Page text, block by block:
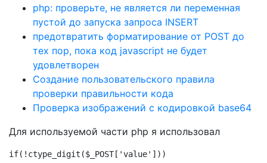
php: проверьте, не является ли переменная
пустой до запуска запроса INSERT
предотвратить форматирование от POST до
тех пор, пока код javascript не будет
удовлетворен
Создание пользовательского правила
проверки правильности кода
Проверка изображений с кодировкой base64
Для используемой части php я использовал
if(!ctype_digit($_POST['value']))